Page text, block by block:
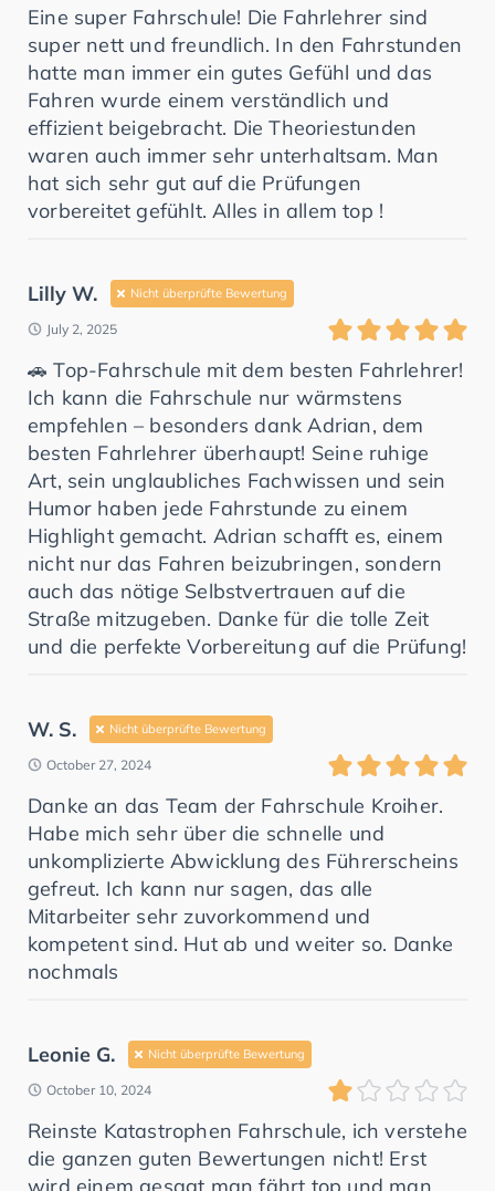
Eine super Fahrschule! Die Fahrlehrer sind
super nett und freundlich. In den Fahrstunden
hatte man immer ein gutes Gefühl und das
Fahren wurde einem verständlich und
effizient beigebracht. Die Theoriestunden
waren auch immer sehr unterhaltsam. Man
hat sich sehr gut auf die Prüfungen
vorbereitet gefühlt. Alles in allem top !
Lilly W. Nicht überprüfte Bewertung
July 2, 2025
🚗 Top-Fahrschule mit dem besten Fahrlehrer!
Ich kann die Fahrschule nur wärmstens
empfehlen – besonders dank Adrian, dem
besten Fahrlehrer überhaupt! Seine ruhige
Art, sein unglaubliches Fachwissen und sein
Humor haben jede Fahrstunde zu einem
Highlight gemacht. Adrian schafft es, einem
nicht nur das Fahren beizubringen, sondern
auch das nötige Selbstvertrauen auf die
Straße mitzugeben. Danke für die tolle Zeit
und die perfekte Vorbereitung auf die Prüfung!
W. S. Nicht überprüfte Bewertung
October 27, 2024
Danke an das Team der Fahrschule Kroiher.
Habe mich sehr über die schnelle und
unkomplizierte Abwicklung des Führerscheins
gefreut. Ich kann nur sagen, das alle
Mitarbeiter sehr zuvorkommend und
kompetent sind. Hut ab und weiter so. Danke
nochmals
Leonie G. Nicht überprüfte Bewertung
October 10, 2024
Reinste Katastrophen Fahrschule, ich verstehe
die ganzen guten Bewertungen nicht! Erst
wird einem gesagt man fährt top und man